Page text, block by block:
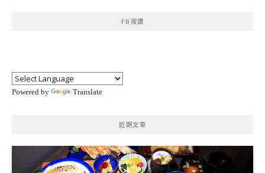
FB按讚
Powered by Translate
近期文章